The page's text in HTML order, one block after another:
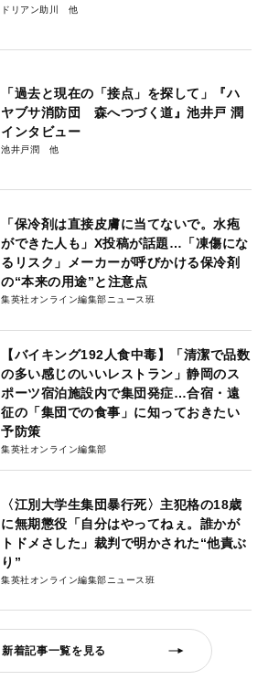
ドリアン助川
「過去と現在の「接点」を探して」『ハ
ヤブサ消防団 森へつづく道』池井戸 潤
インタビュー
池井戸潤
「保冷剤は直接皮膚に当てないで。水疱
ができた人も」X投稿が話題…「凍傷にな
るリスク」メーカーが呼びかける保冷剤
の“本来の用途”と注意点
集英社オンライン編集部ニュース班
【バイキング192人食中毒】「清潔で品数
の多い感じのいいレストラン」静岡のス
ポーツ宿泊施設内で集団発症…合宿・遠
征の「集団での食事」に知っておきたい
予防策
集英社オンライン編集部
〈江別大学生集団暴行死〉主犯格の18歳
に無期懲役「自分はやってねぇ。誰かが
トドメさした」裁判で明かされた“他責ぶ
り”
集英社オンライン編集部ニュース班
新着記事一覧を見る